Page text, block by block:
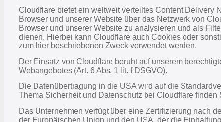
Cloudflare bietet ein weltweit verteiltes Content Delivery
Browser und unserer Website über das Netzwerk von
Browser und unserer Website zu analysieren und als
dienen. Hierbei kann Cloudflare auch Cookies oder
zum hier beschriebenen Zweck verwendet werden.
Der Einsatz von Cloudflare beruht auf unserem
Webangebotes (Art. 6 Abs. 1 lit. f DSGVO).
Die Datenübertragung in die USA wird auf die
Thema Sicherheit und Datenschutz bei Cloudflare
Das Unternehmen verfügt über eine Zertifizierung nach
der Europäischen Union und den USA, der die